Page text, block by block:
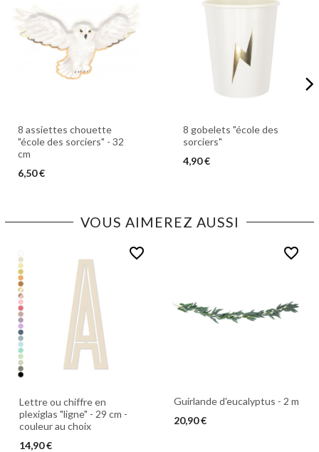
8 assiettes chouette
"école des sorciers" - 32
cm
6,50 €
8 gobelets "école des
sorciers"
4,90 €
VOUS AIMEREZ AUSSI
favorite_border
Lettre ou chiffre en
plexiglas "ligne" - 29 cm -
couleur au choix
14,90 €
favorite_border
Guirlande d'eucalyptus - 2 m
20,90 €